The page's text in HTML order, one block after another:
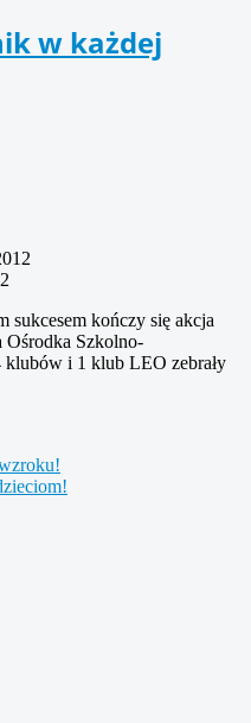
w każdej
sukcesem kończy się akcja
Ośrodka Szkolno-
i 1 klub LEO zebrały